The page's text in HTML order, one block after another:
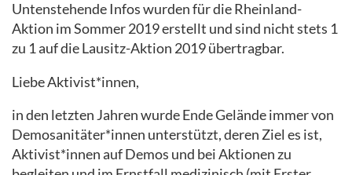
Untenstehende Infos wurden für die Rheinland-
Aktion im Sommer 2019 erstellt und sind nicht stets 1
zu 1 auf die Lausitz-Aktion 2019 übertragbar.
Liebe Aktivist*innen,
in den letzten Jahren wurde Ende Gelände immer von
Demosanitäter*innen unterstützt, deren Ziel es ist,
Aktivist*innen auf Demos und bei Aktionen zu